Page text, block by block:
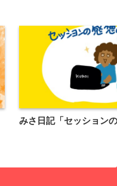
みさ日記「セッション